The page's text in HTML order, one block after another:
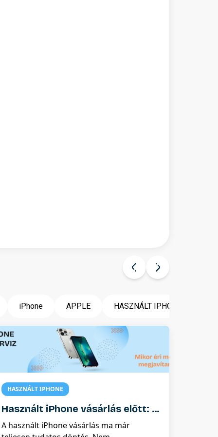
iPhone APPLE HASZNÁLT IPHONE
HASZNÁLT IPHONE
Használt iPhone vásárlás előtt: 7
hiba, amit sokan elkövetnek
A használt iPhone vásárlás ma már